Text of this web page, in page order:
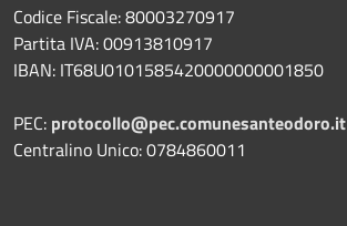
Codice Fiscale: 80003270917
Partita IVA: 00913810917
IBAN: IT68U0101585420000000001850
PEC: protocollo@pec.comunesanteodoro.it
Centralino Unico: 0784860011